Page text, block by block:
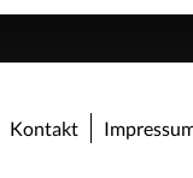
Kontakt